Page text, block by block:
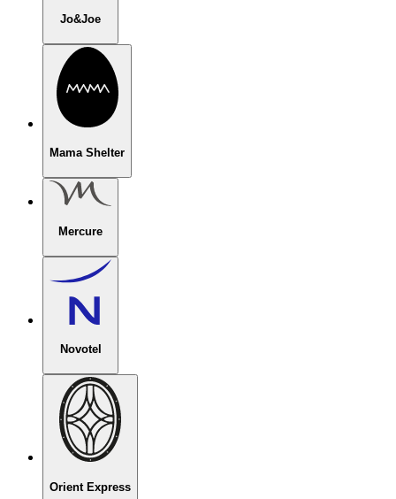
Jo&Joe
Mama Shelter
Mercure
Novotel
Orient Express